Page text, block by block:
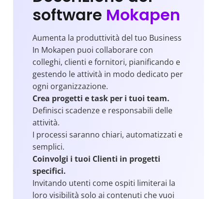
software Mokapen
Aumenta la produttività del tuo Business
In Mokapen puoi collaborare con
colleghi, clienti e fornitori, pianificando e
gestendo le attività in modo dedicato per
ogni organizzazione.
Crea progetti e task per i tuoi team.
Definisci scadenze e responsabili delle
attività.
I processi saranno chiari, automatizzati e
semplici.
Coinvolgi i tuoi Clienti in progetti
specifici.
Invitando utenti come ospiti limiterai la
loro visibilità solo ai contenuti che vuoi